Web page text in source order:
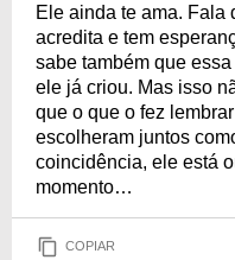
Ele ainda te ama. Fala
acredita e tem
sabe também que
ele já criou. Mas isso
que o que o fez
escolheram juntos
coincidência, ele está
momento…
COPIAR